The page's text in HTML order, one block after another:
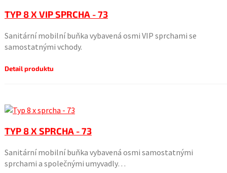
TYP 8 X VIP SPRCHA - 73
Sanitární mobilní buňka vybavená osmi VIP sprchami se
samostatnými vchody.
Detail produktu
TYP 8 X SPRCHA - 73
Sanitární mobilní buňka vybavená osmi samostatnými
sprchami a společnými umyvadly…